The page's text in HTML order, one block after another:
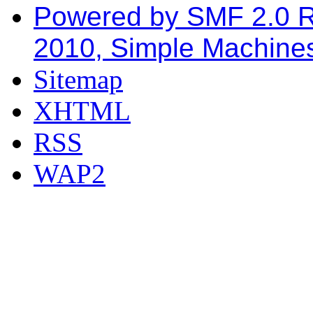
Powered by SMF 2.0
2010, Simple
Sitemap
XHTML
RSS
WAP2